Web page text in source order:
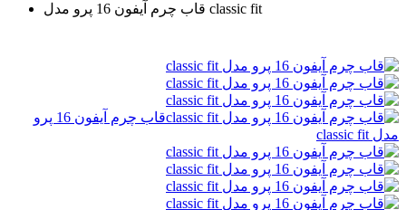
قاب چرم آیفون 16 پرو مدل classic fit